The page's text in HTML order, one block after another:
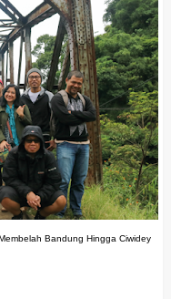
Bandung Hingga Ciwidey